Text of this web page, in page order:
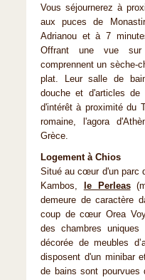
Vous séjournerez à
aux puces de
Adrianou et à 7
Offrant une vue
comprennent un sèche-
plat. Leur salle de
douche et d'articles de
d'intérêt à proximité du
romaine, l'agora
Grèce.
Logement à Chios
Situé au cœur d'un parc
Kambos,
le Perleas
demeure de caractère
coup de cœur Orea
des chambres uniques
décorée de meubles
disposent d'un minibar
de bains sont pourvues